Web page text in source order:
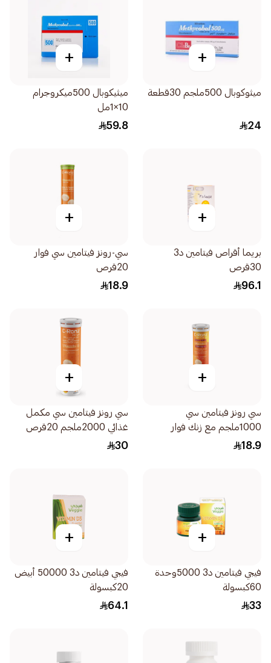
+
ميثوكوبال 500ملجم 30قطعة
24
+
ميثيكوبال 500ميكروجرام
10×1مل
59.8
+
بريما أقراص فيتامين د3
30قرص
96.1
+
سي-رونز فيتامين سي فوار
20قرص
18.9
+
سي رونز فيتامين سي
1000ملجم مع زنك فوار
20قرص
18.9
+
سي رونز فيتامين سي مكمل
غذائي 2000ملجم 20قرص
30
+
فيجي فيتامين د3 5000وحدة
60كبسولة
33
+
فيجي فيتامين د3 50000 أبيض
20كبسولة
64.1